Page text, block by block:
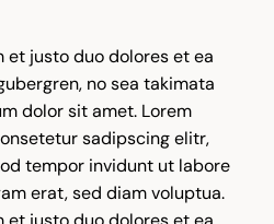
et justo duo dolores et ea
no sea takimata
dolor sit amet. Lorem
sadipscing elitr,
tempor invidunt ut labore
erat, sed diam voluptua.